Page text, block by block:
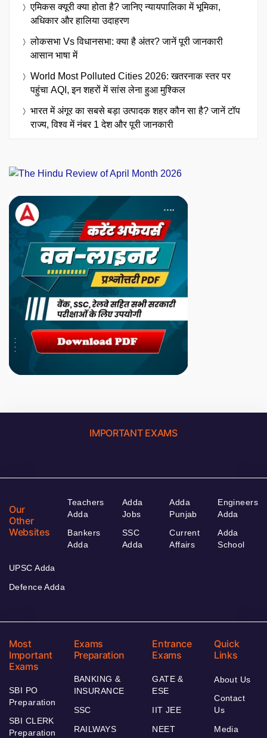
एमिकस क्यूरी क्या होता है? जानिए न्यायपालिका में भूमिका,
अधिकार और हालिया उदाहरण
लोकसभा Vs विधानसभा: क्या है अंतर? जानें पूरी जानकारी
आसान भाषा में
World Most Polluted Cities 2026: खतरनाक स्तर पर
पहुंचा AQI, इन शहरों में सांस लेना हुआ मुश्किल
भारत में अंगूर का सबसे बड़ा उत्पादक शहर कौन सा है? जानें टॉप
राज्य, विश्व में नंबर 1 देश और पूरी जानकारी
IMPORTANT EXAMS
Our
Other
Websites
Teachers
Adda
Bankers
Adda
Adda
Jobs
SSC
Adda
Adda
Punjab
Current
Affairs
Engineers
Adda
Adda
School
UPSC Adda
Defence Adda
Most
Important
Exams
SBI PO
Preparation
SBI CLERK
Preparation
Exams
Preparation
BANKING &
INSURANCE
SSC
RAILWAYS
Entrance
Exams
GATE &
ESE
IIT JEE
NEET
Quick
Links
About Us
Contact
Us
Media